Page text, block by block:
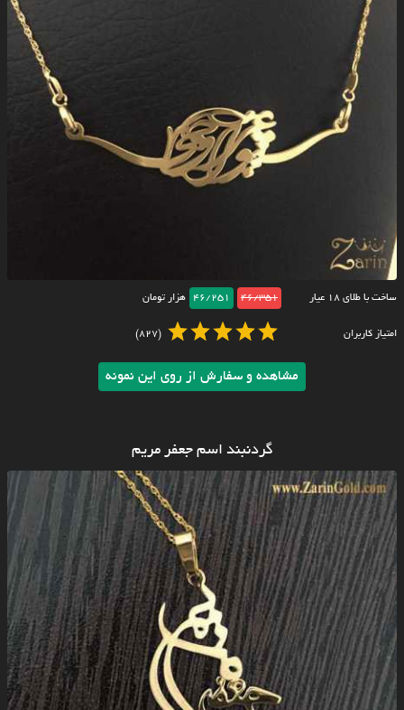
ساخت با طلای ۱۸ عیار 46/351
46/251 هزار تومان
امتیاز کاربران (827)
مشاهده و سفارش از روی این نمونه
گردنبند اسم جعفر مریم